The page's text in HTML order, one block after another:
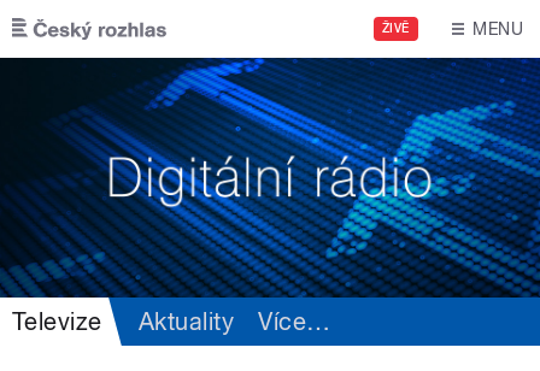
Přejít k hlavnímu obsahu
ŽIVĚ MENU
Televize Aktuality Více…